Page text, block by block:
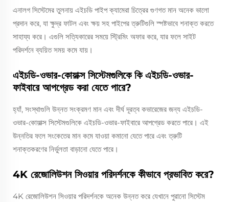
এনালগ সিস্টেমের তুলনায় এইচডি পাইপ ক্যামেরা চিত্রের গুণগত মান অনেক ভালো
প্রদান করে, যা ক্ষুদ্র ফাটল এবং ক্ষয় সহ পাইপের ত্রুটিগুলি স্পষ্টভাবে শনাক্ত করতে
সাহায্য করে। এগুলি সত্যিকারের সময়ে স্ট্রিমিং অফার করে, যার ফলে সাইট
পরিদর্শনে ব্যয়িত সময় কমে যায়।
এইচডি-ওভার-কোয়াক্স সিস্টেমগুলিকে কি এইচডি-ওভার-
ফাইবারে আপগ্রেড করা যেতে পারে?
হ্যাঁ, সংস্থাগুলি উন্নত সংক্রমণ মান এবং দীর্ঘ দূরত্ব কভারেজের জন্য এইচডি-
ওভার-কোয়াক্স সিস্টেমগুলিকে এইচডি-ওভার-ফাইবারে আপগ্রেড করতে পারে। এই
উন্নতির ফলে সংকেতের মান কমে যাওয়া কমানো যেতে পারে এবং ত্রুটি
শনাক্তকরণের নির্ভুলতা বাড়ানো যেতে পারে।
4K রেজোলিউশন সিওয়ার পরিদর্শনকে কীভাবে প্রভাবিত করে?
4K রেজোলিউশন সিওয়ার পরিদর্শনকে অনেক উন্নত করে যেখানে পুরানো সিস্টেম